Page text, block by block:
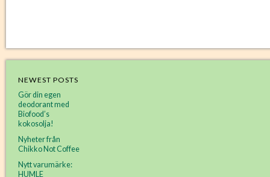
NEWEST POSTS
Gör din egen
deodorant med
Biofood’s
kokosolja!
Nyheter från
Chikko Not Coffee
Nytt varumärke:
HUMLE